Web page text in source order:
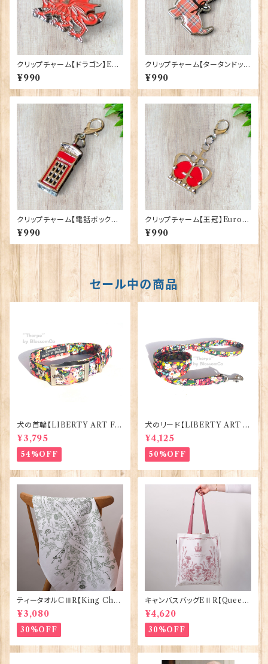
クリップチャーム【ドラゴン】Eur
o Stick 90193-I〔WCOC2〕
¥990
クリップチャーム【タータンドッ
グ】Euro Stick 90193-F〔TS
COC4〕
¥990
クリップチャーム【電話ボックス】
Euro Stick 90193-D〔UCO
C9〕
¥990
クリップチャーム【王冠】Euro S
tick 90193-B
¥990
セール中の商品
犬の首輪【LIBERTY ART FA
BRIC=Thorpe】BlossomCo
90295
¥3,795
54%OFF
犬のリード【LIBERTY ART F
ABRIC=Thorpe】BlossomC
o 90294
¥4,125
50%OFF
ティータオルCⅢR【King Char
lesⅢ Coronation】Victoria
Eggs 50129
¥3,080
30%OFF
キャンバスバッグEⅡR【Queen
ElizabethⅡ Commemorativ
e】Victoria Eggs 90332
¥4,620
30%OFF